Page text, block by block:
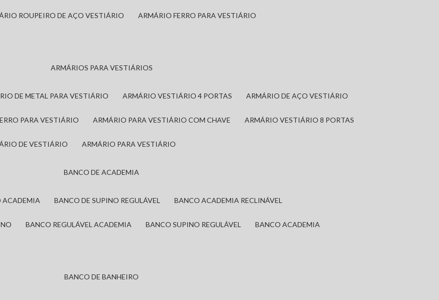
ROUPEIRO DE AÇO VESTIÁRIO ARMÁRIO FERRO PARA VESTIÁRIO
ARMÁRIOS PARA VESTIÁRIOS
DE METAL PARA VESTIÁRIO ARMÁRIO VESTIÁRIO 4 PORTAS ARMÁRIO DE AÇO VESTIÁRIO
PARA VESTIÁRIO ARMÁRIO PARA VESTIÁRIO COM CHAVE ARMÁRIO VESTIÁRIO 8 PORTAS
DE VESTIÁRIO ARMÁRIO PARA VESTIÁRIO
BANCO DE ACADEMIA
ACADEMIA BANCO DE SUPINO REGULÁVEL BANCO ACADEMIA RECLINÁVEL
BANCO REGULÁVEL ACADEMIA BANCO SUPINO REGULÁVEL BANCO ACADEMIA
BANCO DE BANHEIRO